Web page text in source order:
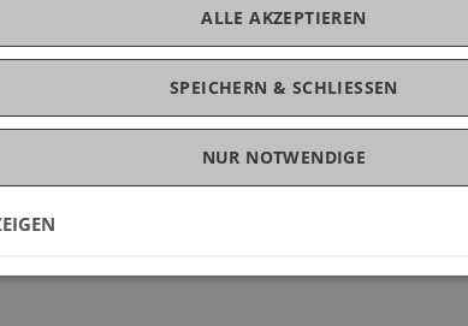
und ökonomischen Aspekte eingegangen,
der dahinterstehenden technischen
werden insbesondere auch
Pflichten und Grundlagen der
blosse Grundlagenkenntnisse hinaus vertieften
Transformation und neuer Geschäftsmodelle
SPEICHERN & SCHLIESSEN
ALLE AKZEPTIEREN
NUR NOTWENDIGE